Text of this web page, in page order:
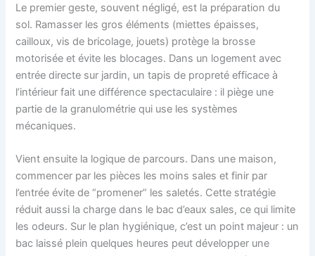
Le premier geste, souvent négligé, est la préparation du
sol. Ramasser les gros éléments (miettes épaisses,
cailloux, vis de bricolage, jouets) protège la brosse
motorisée et évite les blocages. Dans un logement avec
entrée directe sur jardin, un tapis de propreté efficace à
l’intérieur fait une différence spectaculaire : il piège une
partie de la granulométrie qui use les systèmes
mécaniques.
Vient ensuite la logique de parcours. Dans une maison,
commencer par les pièces les moins sales et finir par
l’entrée évite de “promener” les saletés. Cette stratégie
réduit aussi la charge dans le bac d’eaux sales, ce qui limite
les odeurs. Sur le plan hygiénique, c’est un point majeur : un
bac laissé plein quelques heures peut développer une